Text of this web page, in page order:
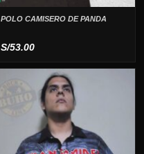
POLO CAMISERO DE PANDA
S/53.00